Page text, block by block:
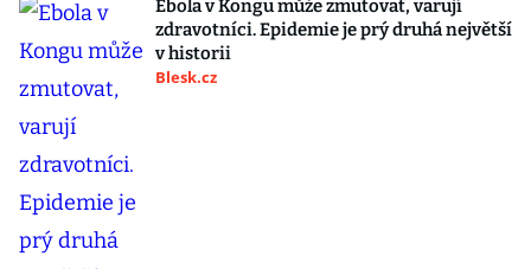
Ebola v Kongu může zmutovat, varují
zdravotníci. Epidemie je prý druhá největší
v historii
Blesk.cz